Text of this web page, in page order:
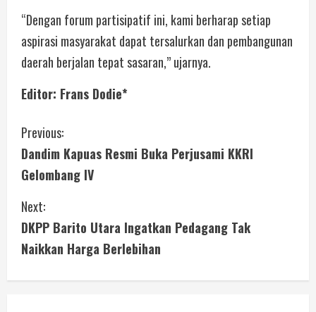
“Dengan forum partisipatif ini, kami berharap setiap
aspirasi masyarakat dapat tersalurkan dan pembangunan
daerah berjalan tepat sasaran,” ujarnya.
Editor: Frans Dodie*
Previous:
Dandim Kapuas Resmi Buka Perjusami KKRI
Gelombang IV
Next:
DKPP Barito Utara Ingatkan Pedagang Tak
Naikkan Harga Berlebihan